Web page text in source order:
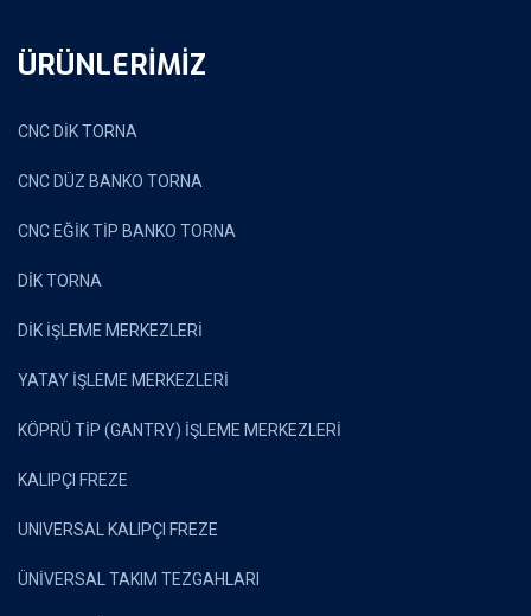
ÜRÜNLERİMİZ
CNC DİK TORNA
CNC DÜZ BANKO TORNA
CNC EĞİK TİP BANKO TORNA
DİK TORNA
DİK İŞLEME MERKEZLERİ
YATAY İŞLEME MERKEZLERİ
KÖPRÜ TİP (GANTRY) İŞLEME MERKEZLERİ
KALIPÇI FREZE
UNIVERSAL KALIPÇI FREZE
ÜNİVERSAL TAKIM TEZGAHLARI